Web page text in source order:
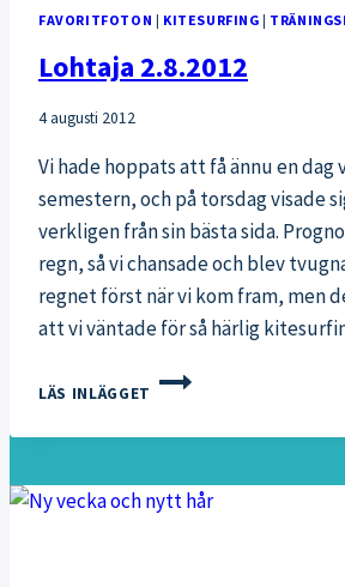
SÖMN
FAVORITFOTON | KITESURFING |
Lohtaja 2.8.2012
4 augusti 2012
Vi hade hoppats att få ännu en dag
semestern, och på torsdag visade
verkligen från sin bästa sida.
regn, så vi chansade och blev
regnet först när vi kom fram, men
att vi väntade för så härlig
LÄS INLÄGGET
LOHTAJA